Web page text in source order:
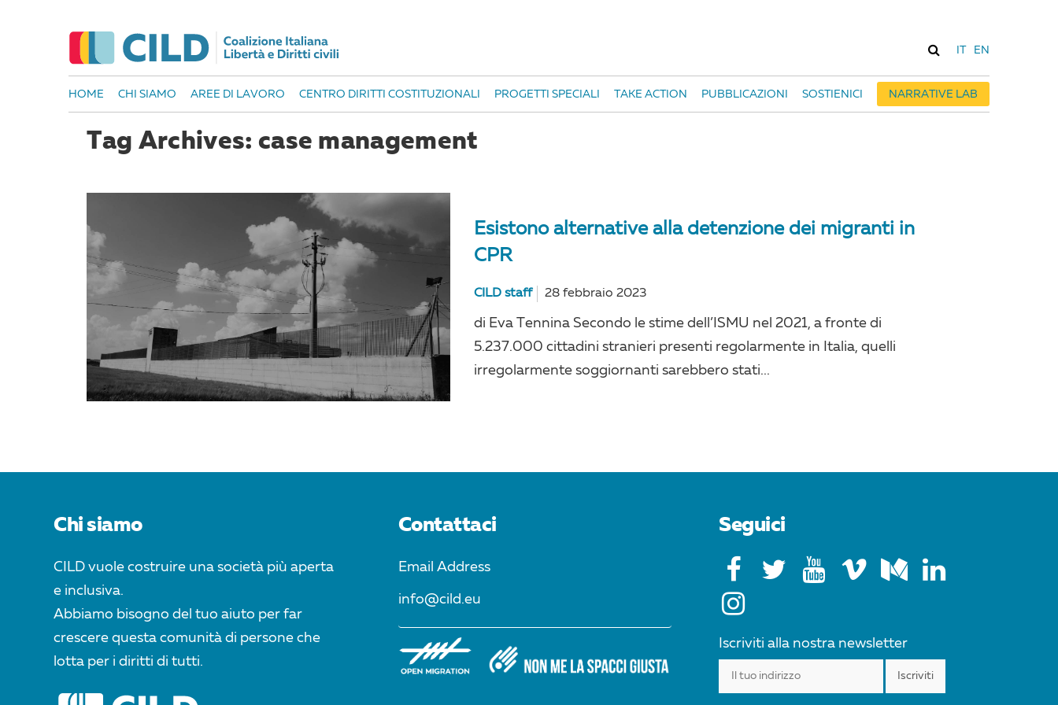
EN
HOME CHI SIAMO AREE DI LAVORO CENTRO DIRITTI COSTITUZIONALI PROGETTI SPECIALI TAKE ACTION PUBBLICAZIONI SOSTIENICI NARRATIVE LAB
Tag Archives: case management
Esistono alternative alla detenzione dei migranti in
CPR
CILD staff 28 febbraio 2023
di Eva Tennina Secondo le stime dell’ISMU nel 2021, a fronte di
5.237.000 cittadini stranieri presenti regolarmente in Italia, quelli
irregolarmente soggiornanti sarebbero stati...
Chi siamo
CILD vuole costruire una società più aperta
e inclusiva.
Abbiamo bisogno del tuo aiuto per far
crescere questa comunità di persone che
lotta per i diritti di tutti.
Contattaci
Email Address
info@cild.eu
Seguici
Iscriviti alla nostra newsletter